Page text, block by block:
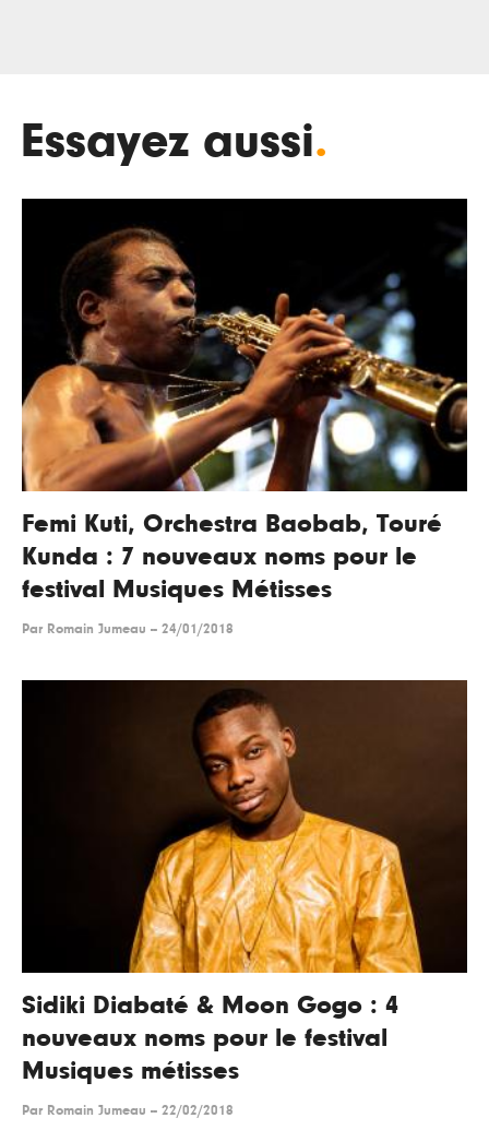
Essayez aussi.
Femi Kuti, Orchestra Baobab, Touré
Kunda : 7 nouveaux noms pour le
festival Musiques Métisses
Par Romain Jumeau -- 24/01/2018
Sidiki Diabaté & Moon Gogo : 4
nouveaux noms pour le festival
Musiques métisses
Par Romain Jumeau -- 22/02/2018